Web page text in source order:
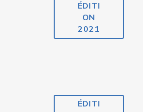
ÉDITI
ON
2021
ÉDITI